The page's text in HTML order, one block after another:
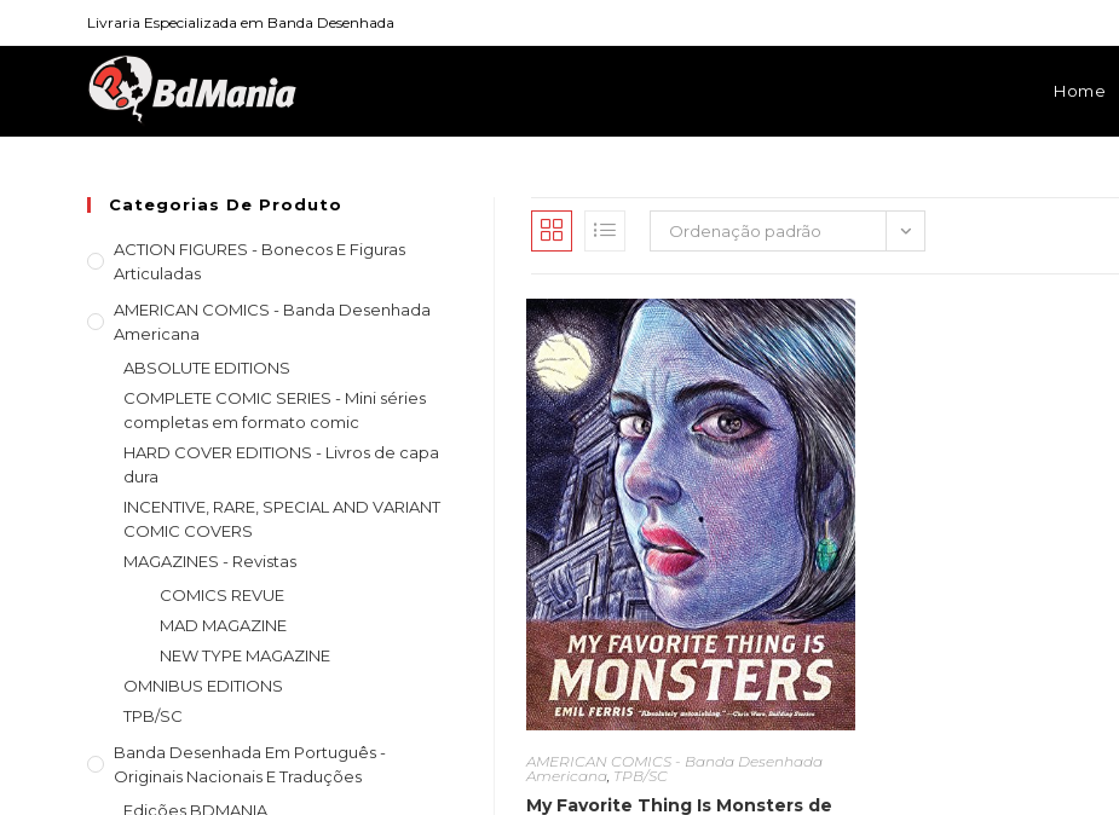
Livraria Especializada em Banda Desenhada
Home
Categorias De Produto
ACTION FIGURES - Bonecos E Figuras
Articuladas
AMERICAN COMICS - Banda Desenhada
Americana
ABSOLUTE EDITIONS
COMPLETE COMIC SERIES - Mini séries
completas em formato comic
HARD COVER EDITIONS - Livros de capa
dura
INCENTIVE, RARE, SPECIAL AND VARIANT
COMIC COVERS
MAGAZINES - Revistas
COMICS REVUE
MAD MAGAZINE
NEW TYPE MAGAZINE
OMNIBUS EDITIONS
TPB/SC
Banda Desenhada Em Português -
Originais Nacionais E Traduções
Edições BDMANIA
Ordenação padrão
AMERICAN COMICS - Banda Desenhada
Americana TPB/SC
My Favorite Thing Is Monsters de